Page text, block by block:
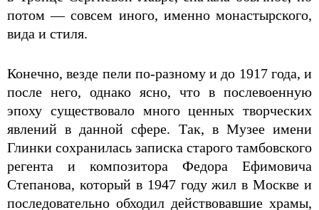
потом — совсем иного, именно монастырского,
вида и стиля.
Конечно, везде пели по-разному и до 1917 года, и
после него, однако ясно, что в послевоенную
эпоху существовало много ценных творческих
явлений в данной сфере. Так, в Музее имени
Глинки сохранилась записка старого тамбовского
регента и композитора Федора Ефимовича
Степанова, который в 1947 году жил в Москве и
последовательно обходил действовавшие храмы,